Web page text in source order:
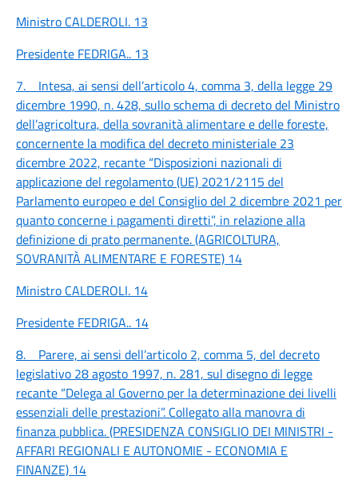
Ministro CALDEROLI. 13
Presidente FEDRIGA.. 13
7. Intesa, ai sensi dell’articolo 4, comma 3, della legge 29
dicembre 1990, n. 428, sullo schema di decreto del Ministro
dell’agricoltura, della sovranità alimentare e delle foreste,
concernente la modifica del decreto ministeriale 23
dicembre 2022, recante “Disposizioni nazionali di
applicazione del regolamento (UE) 2021/2115 del
Parlamento europeo e del Consiglio del 2 dicembre 2021 per
quanto concerne i pagamenti diretti”, in relazione alla
definizione di prato permanente. (AGRICOLTURA,
SOVRANITÀ ALIMENTARE E FORESTE) 14
Ministro CALDEROLI. 14
Presidente FEDRIGA.. 14
8. Parere, ai sensi dell’articolo 2, comma 5, del decreto
legislativo 28 agosto 1997, n. 281, sul disegno di legge
recante “Delega al Governo per la determinazione dei livelli
essenziali delle prestazioni”. Collegato alla manovra di
finanza pubblica. (PRESIDENZA CONSIGLIO DEI MINISTRI -
AFFARI REGIONALI E AUTONOMIE - ECONOMIA E
FINANZE) 14